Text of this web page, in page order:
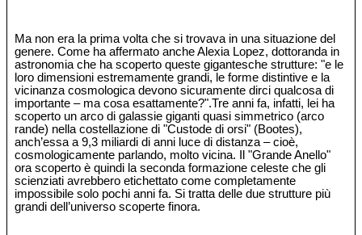
Ma non era la prima volta che si trovava in una situazione del
genere. Come ha affermato anche Alexia Lopez, dottoranda in
astronomia che ha scoperto queste gigantesche strutture: "e le
loro dimensioni estremamente grandi, le forme distintive e la
vicinanza cosmologica devono sicuramente dirci qualcosa di
importante – ma cosa esattamente?".Tre anni fa, infatti, lei ha
scoperto un arco di galassie giganti quasi simmetrico (arco
rande) nella costellazione di "Custode di orsi" (Bootes),
anch’essa a 9,3 miliardi di anni luce di distanza – cioè,
cosmologicamente parlando, molto vicina. Il "Grande Anello"
ora scoperto è quindi la seconda formazione celeste che gli
scienziati avrebbero etichettato come completamente
impossibile solo pochi anni fa. Si tratta delle due strutture più
grandi dell’universo scoperte finora.